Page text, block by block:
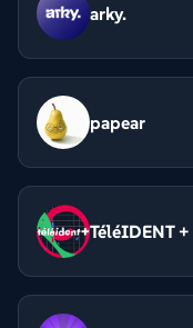
arky.
papear
TéléIDENT +